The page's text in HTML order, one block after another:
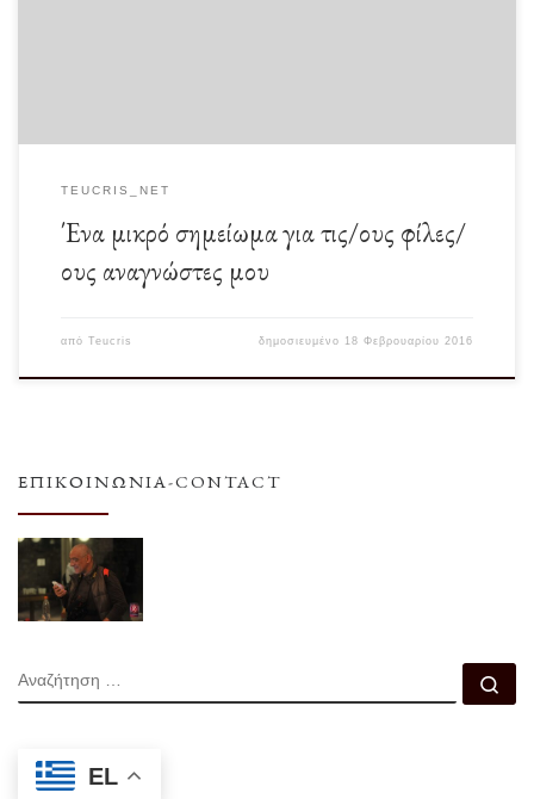
TEUCRIS_NET
Ένα μικρό σημείωμα για τις/ους φίλες/
ους αναγνώστες μου
από Teucris δημοσιευμένο 18 Φεβρουαρίου 2016
ΕΠΙΚΟΙΝΩΝΊΑ-CONTACT
ΑΝΑΖΉΤΗΣΗ
EL